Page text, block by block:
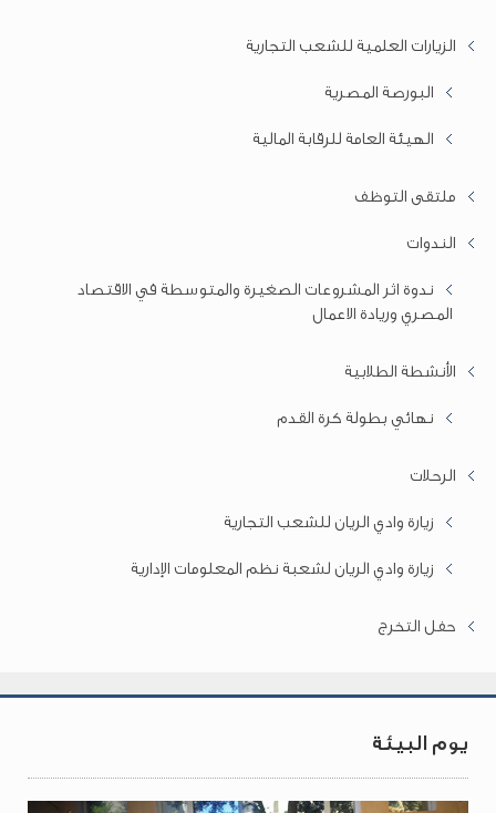
الزيارات العلمية للشعب التجارية
البورصة المصرية
الهيئة العامة للرقابة المالية
ملتقى التوظف
الندوات
ندوة اثر المشروعات الصغيرة والمتوسطة في الاقتصاد
المصري وريادة الاعمال
الأنشطة الطلابية
نهائي بطولة كرة القدم
الرحلات
زيارة وادي الريان للشعب التجارية
زيارة وادي الريان لشعبة نظم المعلومات الإدارية
حفل التخرج
يوم البيئة